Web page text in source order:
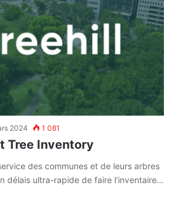
2024 1 081
Tree Inventory
des communes et de leurs arbres
délais ultra-rapide de faire l’inventaire…